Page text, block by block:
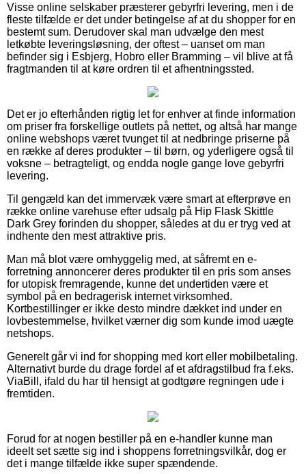
Visse online selskaber præsterer gebyrfri levering, men i de
fleste tilfælde er det under betingelse af at du shopper for en
bestemt sum. Derudover skal man udvælge den mest
letkøbte leveringsløsning, der oftest – uanset om man
befinder sig i Esbjerg, Hobro eller Bramming – vil blive at få
fragtmanden til at køre ordren til et afhentningssted.
Det er jo efterhånden rigtig let for enhver at finde information
om priser fra forskellige outlets på nettet, og altså har mange
online webshops været tvunget til at nedbringe priserne på
en række af deres produkter – til børn, og yderligere også til
voksne – betragteligt, og endda nogle gange love gebyrfri
levering.
Til gengæld kan det immervæk være smart at efterprøve en
række online varehuse efter udsalg på Hip Flask Skittle
Dark Grey forinden du shopper, således at du er tryg ved at
indhente den mest attraktive pris.
Man må blot være omhyggelig med, at såfremt en e-
forretning annoncerer deres produkter til en pris som anses
for utopisk fremragende, kunne det undertiden være et
symbol på en bedragerisk internet virksomhed.
Kortbestillinger er ikke desto mindre dækket ind under en
lovbestemmelse, hvilket værner dig som kunde imod uægte
netshops.
Generelt går vi ind for shopping med kort eller mobilbetaling.
Alternativt burde du drage fordel af et afdragstilbud fra f.eks.
ViaBill, ifald du har til hensigt at godtgøre regningen ude i
fremtiden.
Forud for at nogen bestiller på en e-handler kunne man
ideelt set sætte sig ind i shoppens forretningsvilkår, dog er
det i mange tilfælde ikke super spændende.